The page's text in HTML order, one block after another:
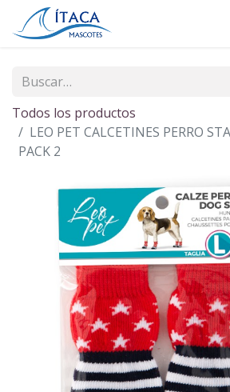
Todos los productos
LEO PET CALCETINES PERRO
PACK 2